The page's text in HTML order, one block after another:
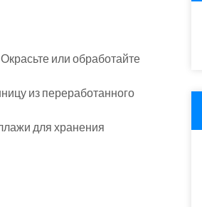
или обработайте
из переработанного
для хранения